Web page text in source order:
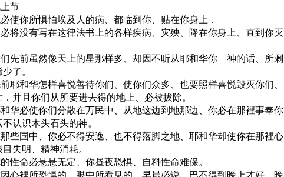
节
使你所惧怕埃及人的病、都临到你、贴在你身上．
将没有写在这律法书上的各样疾病、灾殃、降在你身上、直到你灭
先前虽然像天上的星那样多、却因不听从耶和华你 神的话、所剩
了。
耶和华怎样喜悦善待你们、使你们众多、也要照样喜悦毁灭你们、
并且你们从所要进去得的地上、必被拔除。
华必使你们分散在万民中、从地这边到地那边、你必在那裡事奉你
认识木头石头的神。
些国中、你必不得安逸、也不得落脚之地、耶和华却使你在那裡心
失明、精神消耗。
性命必悬悬无定、你昼夜恐惧、自料性命难保。